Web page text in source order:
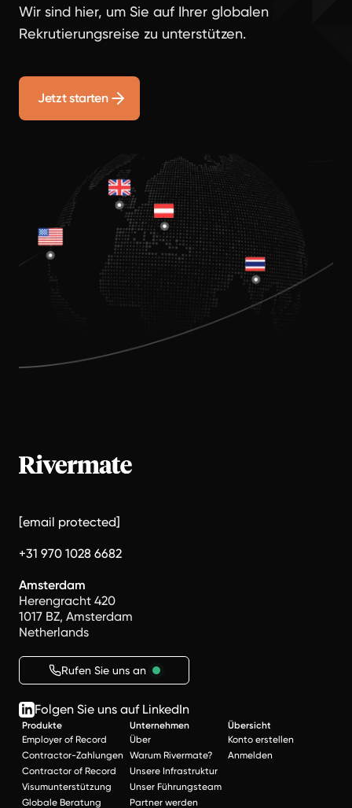
Wir sind hier, um Sie auf Ihrer globalen
Rekrutierungsreise zu unterstützen.
Jetzt starten
[email protected]
+31 970 1028 6682
Amsterdam
Herengracht 420
1017 BZ, Amsterdam
Netherlands
Rufen Sie uns an
Folgen Sie uns auf LinkedIn
Produkte
Employer of Record
Contractor-Zahlungen
Contractor of Record
Visumunterstützung
Globale Beratung
Unternehmen
Über
Warum Rivermate?
Unsere Infrastruktur
Unser Führungsteam
Partner werden
Übersicht
Konto erstellen
Anmelden